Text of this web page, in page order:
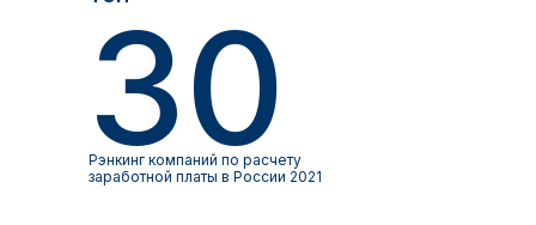
30
Рэнкинг компаний по расчету
заработной платы в России 2021